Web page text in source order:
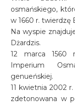
osmańskiego,
w 1660 r. twierdzę
Na wyspie
Dżardzis.
12 marca 1560
Imperium
genueńskiej.
11 kwietnia 2002
zdetonowana w